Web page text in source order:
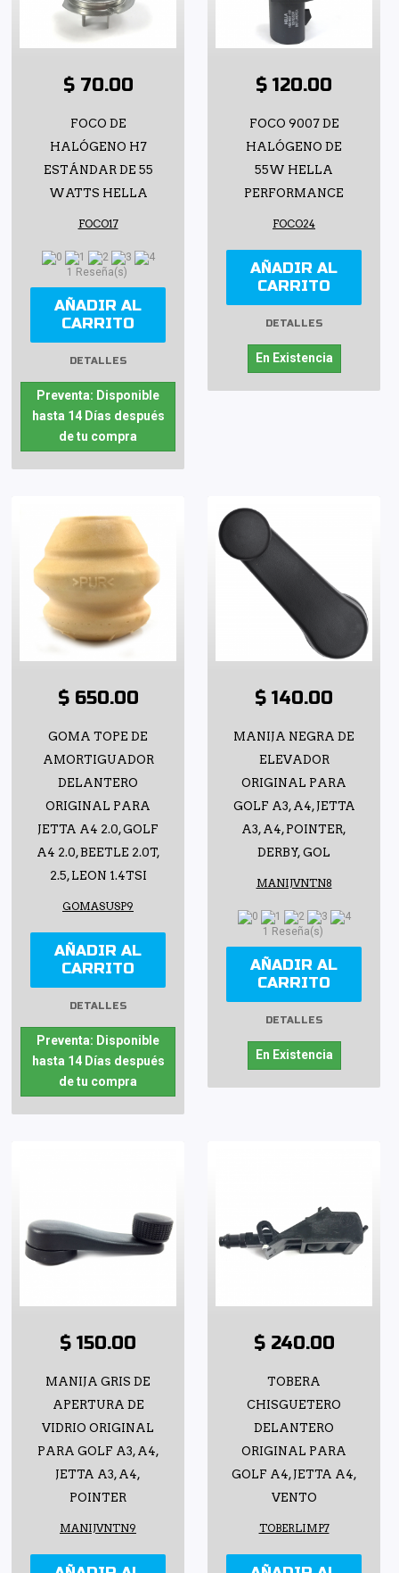
$ 70.00
FOCO DE
HALÓGENO H7
ESTÁNDAR DE 55
WATTS HELLA
FOCO17
1 Reseña(s)
AÑADIR AL
CARRITO
DETALLES
Preventa: Disponible
hasta 14 Días después
de tu compra
$ 120.00
FOCO 9007 DE
HALÓGENO DE
55W HELLA
PERFORMANCE
FOCO24
AÑADIR AL
CARRITO
DETALLES
En Existencia
$ 650.00
GOMA TOPE DE
AMORTIGUADOR
DELANTERO
ORIGINAL PARA
JETTA A4 2.0, GOLF
A4 2.0, BEETLE 2.0T,
2.5, LEON 1.4TSI
GOMASUSP9
AÑADIR AL
CARRITO
DETALLES
Preventa: Disponible
hasta 14 Días después
de tu compra
$ 140.00
MANIJA NEGRA DE
ELEVADOR
ORIGINAL PARA
GOLF A3, A4, JETTA
A3, A4, POINTER,
DERBY, GOL
MANIJVNTN8
1 Reseña(s)
AÑADIR AL
CARRITO
DETALLES
En Existencia
$ 150.00
MANIJA GRIS DE
APERTURA DE
VIDRIO ORIGINAL
PARA GOLF A3, A4,
JETTA A3, A4,
POINTER
MANIJVNTN9
$ 240.00
TOBERA
CHISGUETERO
DELANTERO
ORIGINAL PARA
GOLF A4, JETTA A4,
VENTO
TOBERLIMP7